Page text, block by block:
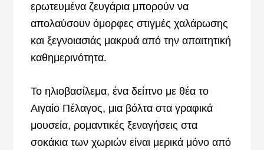
ερωτευμένα ζευγάρια μπορούν να
απολαύσουν όμορφες στιγμές χαλάρωσης
και ξεγνοιασιάς μακρυά από την απαιτητική
καθημερινότητα.
Το ηλιοβασίλεμα, ένα δείπνο με θέα το
Αιγαίο Πέλαγος, μια βόλτα στα γραφικά
μουσεία, ρομαντικές ξεναγήσεις στα
σοκάκια των χωριών είναι μερικά μόνο από